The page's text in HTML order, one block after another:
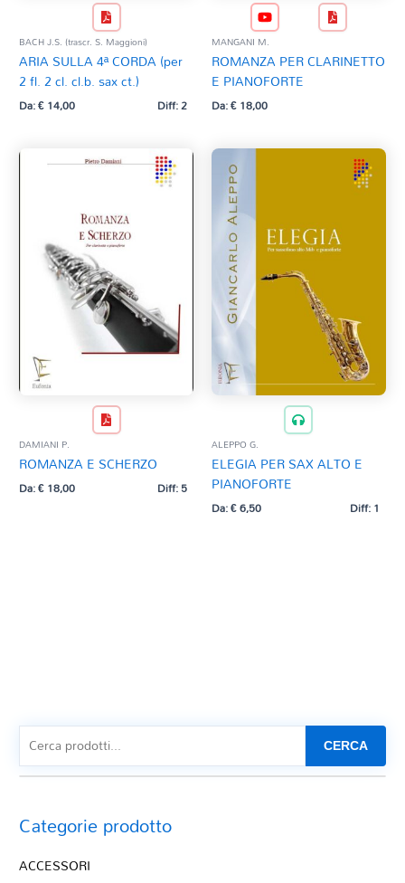
BACH J.S. (trascr. S. Maggioni)
ARIA SULLA 4ª CORDA (per
2 fl. 2 cl. cl.b. sax ct.)
Da:€14,00 Diff: 2
MANGANI M.
ROMANZA PER CLARINETTO
E PIANOFORTE
Da:€18,00
DAMIANI P.
ROMANZA E SCHERZO
Da:€18,00 Diff: 5
ALEPPO G.
ELEGIA PER SAX ALTO E
PIANOFORTE
Da:€6,50 Diff: 1
CERCA
Categorie prodotto
ACCESSORI